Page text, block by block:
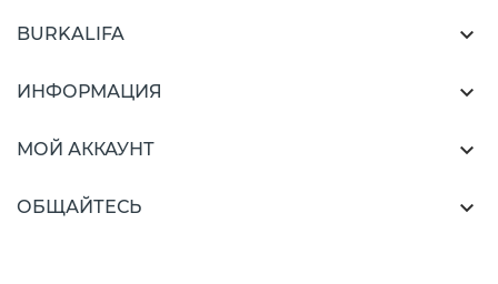
BURKALIFA 
ИНФОРМАЦИЯ 
МОЙ АККАУНТ 
ОБЩАЙТЕСЬ 